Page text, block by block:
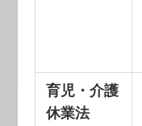
育児・介護
休業法